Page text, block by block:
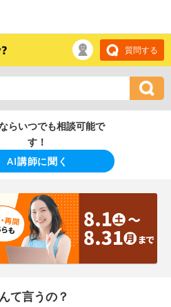
質問する
らいつでも相談可能で
す！
AI講師に聞く
て言うの？